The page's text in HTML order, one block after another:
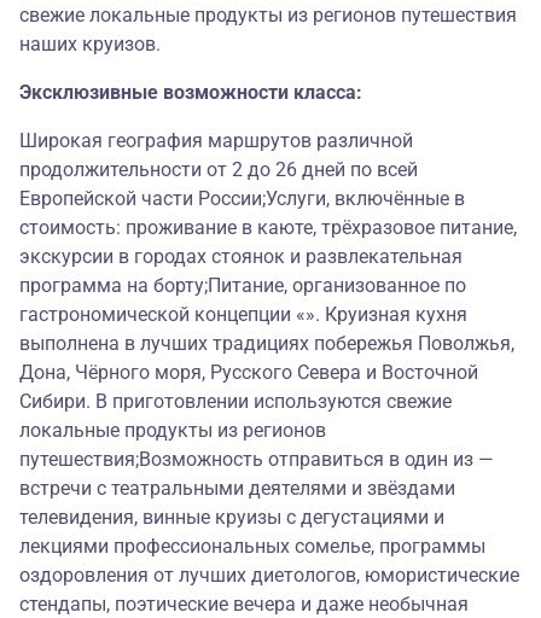
свежие локальные продукты из регионов путешествия
наших круизов.
Эксклюзивные возможности класса:
Широкая география маршрутов различной
продолжительности от 2 до 26 дней по всей
Европейской части России;Услуги, включённые в
стоимость: проживание в каюте, трёхразовое питание,
экскурсии в городах стоянок и развлекательная
программа на борту;Питание, организованное по
гастрономической концепции «». Круизная кухня
выполнена в лучших традициях побережья Поволжья,
Дона, Чёрного моря, Русского Севера и Восточной
Сибири. В приготовлении используются свежие
локальные продукты из регионов
путешествия;Возможность отправиться в один из —
встречи с театральными деятелями и звёздами
телевидения, винные круизы с дегустациями и
лекциями профессиональных сомелье, программы
оздоровления от лучших диетологов, юмористические
стендапы, поэтические вечера и даже необычная